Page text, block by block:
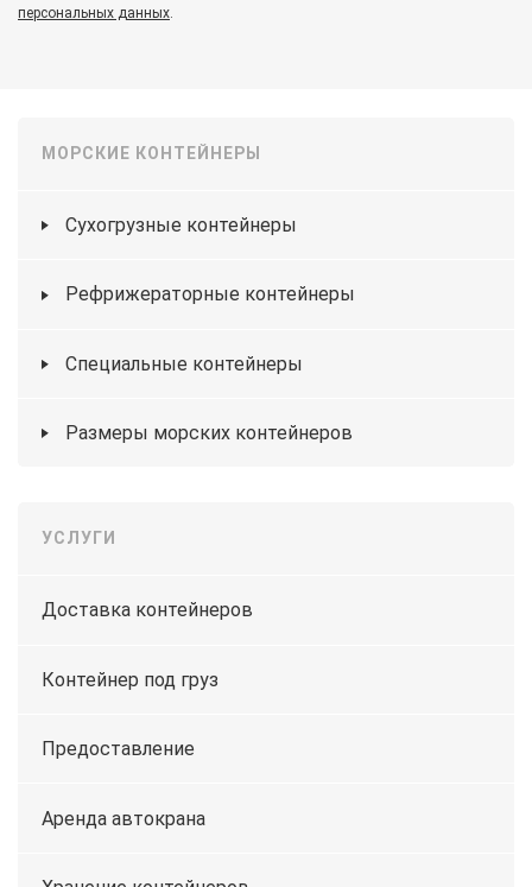
персональных данных
МОРСКИЕ КОНТЕЙНЕРЫ
Сухогрузные контейнеры
Рефрижераторные контейнеры
Специальные контейнеры
Размеры морских контейнеров
УСЛУГИ
Доставка контейнеров
Контейнер под груз
Предоставление
Аренда автокрана